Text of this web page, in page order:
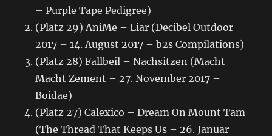
– Purple Tape Pedigree)
(Platz 29) AniMe – Liar (Decibel Outdoor
2017 – 14. August 2017 – b2s Compilations)
(Platz 28) Fallbeil – Nachsitzen (Macht
Macht Zement – 27. November 2017 –
Boidae)
(Platz 27) Calexico – Dream On Mount Tam
(The Thread That Keeps Us – 26. Januar